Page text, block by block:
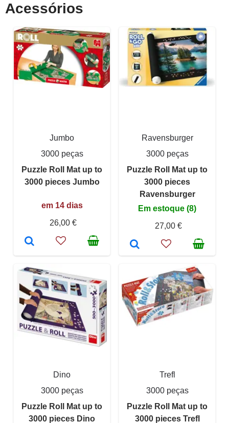
Acessórios
Jumbo
3000 peças
Puzzle Roll Mat up to
3000 pieces Jumbo
em 14 dias
26,00 €
Ravensburger
3000 peças
Puzzle Roll Mat up to
3000 pieces
Ravensburger
Em estoque (8)
27,00 €
Dino
3000 peças
Puzzle Roll Mat up to
3000 pieces Dino
Trefl
3000 peças
Puzzle Roll Mat up to
3000 pieces Trefl